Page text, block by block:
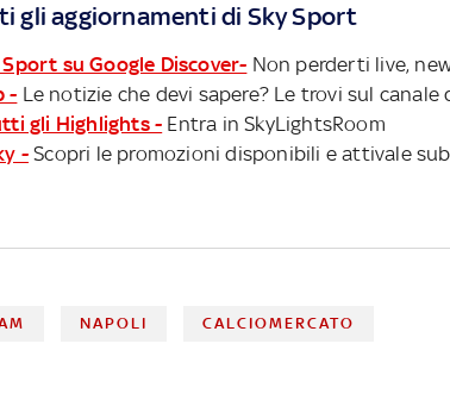
gli aggiornamenti di Sky Sport
su Google Discover- Non perderti live,
- Le notizie che devi sapere? Le trovi sul canale
gli Highlights - Entra in SkyLightsRoom
-Scopri le promozioni disponibili e attivale
NAPOLI CALCIOMERCATO